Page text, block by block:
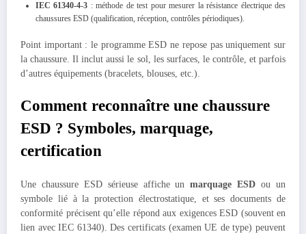
IEC 61340-4-3 : méthode de test pour mesurer la résistance électrique des
chaussures ESD (qualification, réception, contrôles périodiques).
Point important : le programme ESD ne repose pas uniquement sur
la chaussure. Il inclut aussi le sol, les surfaces, le contrôle, et parfois
d’autres équipements (bracelets, blouses, etc.).
Comment reconnaître une chaussure
ESD ? Symboles, marquage,
certification
Une chaussure ESD sérieuse affiche unmarquage ESD ou un
symbole lié à la protection électrostatique, et ses documents de
conformité précisent qu’elle répond aux exigences ESD (souvent en
lien avec IEC 61340). Des certificats (examen UE de type) peuvent